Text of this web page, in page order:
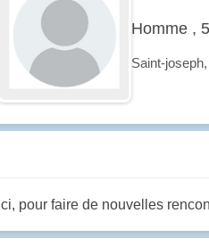
Homme ,
Saint-
Ici, pour faire de nouvelles